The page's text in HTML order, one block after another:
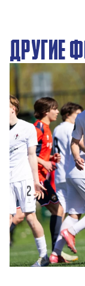
ДРУГИЕ
ЮФЛ U17 | ПФК
26 АПРЕЛЯ 2026